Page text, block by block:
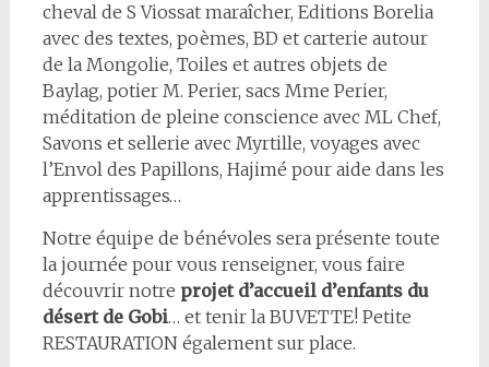
cheval de S Viossat maraîcher, Editions Borelia
avec des textes, poèmes, BD et carterie autour
de la Mongolie, Toiles et autres objets de
Baylag, potier M. Perier, sacs Mme Perier,
méditation de pleine conscience avec ML Chef,
Savons et sellerie avec Myrtille, voyages avec
l’Envol des Papillons, Hajimé pour aide dans les
apprentissages…
Notre équipe de bénévoles sera présente toute
la journée pour vous renseigner, vous faire
découvrir notre projet d’accueil d’enfants du
désert de Gobi… et tenir la BUVETTE! Petite
RESTAURATION également sur place.